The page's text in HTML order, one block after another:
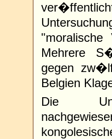
"moralische
Mehrere
gegen
Belgien
Die